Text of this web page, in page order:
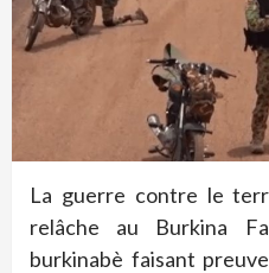
La guerre contre le
relâche au Burkina
burkinabè faisant